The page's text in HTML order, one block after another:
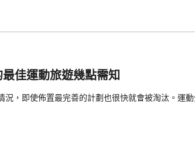
佳運動旅遊幾點需知
，即使佈置最完善的計劃也很快就會被淘汰。運